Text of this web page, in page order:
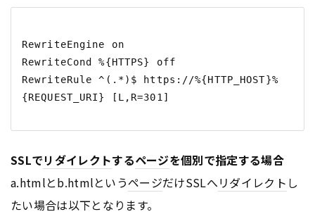
RewriteEngine on
RewriteCond %{HTTPS} off
RewriteRule ^(.*)$ https://%{HTTP_HOST}%
SSLでリダイレクトするページを個別で指定する場合
a.htmlとb.htmlというページだけSSLへリダイレクト し
たい場合は以下となります。